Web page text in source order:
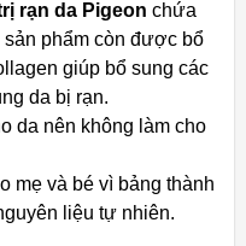
rạn da Pigeon chứa
sản phẩm còn được bổ
giúp bổ sung các
da bị rạn.
da nên không làm cho
mẹ và bé vì bảng thành
liệu tự nhiên.